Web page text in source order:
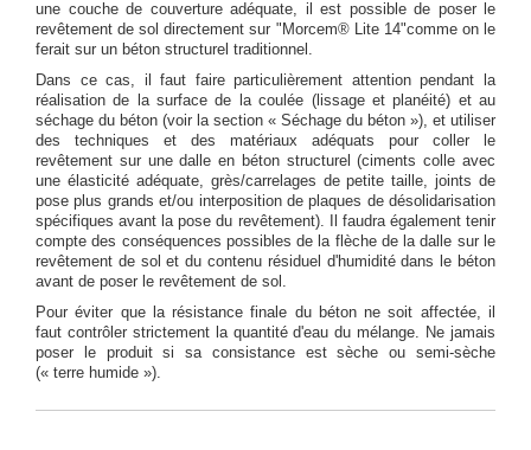
une couche de couverture adéquate, il est possible de poser le
revêtement de sol directement sur "Morcem® Lite 14"comme on le
ferait sur un béton structurel traditionnel.
Dans ce cas, il faut faire particulièrement attention pendant la
réalisation de la surface de la coulée (lissage et planéité) et au
séchage du béton (voir la section « Séchage du béton »), et utiliser
des techniques et des matériaux adéquats pour coller le
revêtement sur une dalle en béton structurel (ciments colle avec
une élasticité adéquate, grès/carrelages de petite taille, joints de
pose plus grands et/ou interposition de plaques de désolidarisation
spécifiques avant la pose du revêtement). Il faudra également tenir
compte des conséquences possibles de la flèche de la dalle sur le
revêtement de sol et du contenu résiduel d'humidité dans le béton
avant de poser le revêtement de sol.
Pour éviter que la résistance finale du béton ne soit affectée, il
faut contrôler strictement la quantité d'eau du mélange. Ne jamais
poser le produit si sa consistance est sèche ou semi-sèche
(« terre humide »).